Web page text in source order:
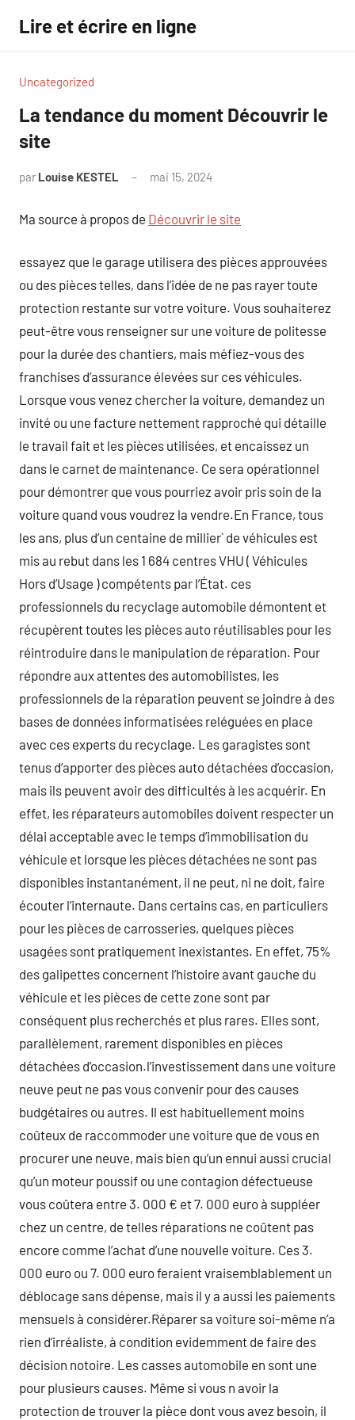
contenu
Lire et écrire en ligne
Uncategorized
La tendance du moment Découvrir le
site
par Louise KESTEL mai 15, 2024
Ma source à propos de Découvrir le site
essayez que le garage utilisera des pièces approuvées
ou des pièces telles, dans l’idée de ne pas rayer toute
protection restante sur votre voiture. Vous souhaiterez
peut-être vous renseigner sur une voiture de politesse
pour la durée des chantiers, mais méfiez-vous des
franchises d’assurance élevées sur ces véhicules.
Lorsque vous venez chercher la voiture, demandez un
invité ou une facture nettement rapproché qui détaille
le travail fait et les pièces utilisées, et encaissez un
dans le carnet de maintenance. Ce sera opérationnel
pour démontrer que vous pourriez avoir pris soin de la
voiture quand vous voudrez la vendre.En France, tous
les ans, plus d’un centaine de millier` de véhicules est
mis au rebut dans les 1 684 centres VHU ( Véhicules
Hors d’Usage ) compétents par l’État. ces
professionnels du recyclage automobile démontent et
récupèrent toutes les pièces auto réutilisables pour les
réintroduire dans le manipulation de réparation. Pour
répondre aux attentes des automobilistes, les
professionnels de la réparation peuvent se joindre à des
bases de données informatisées reléguées en place
avec ces experts du recyclage. Les garagistes sont
tenus d’apporter des pièces auto détachées d’occasion,
mais ils peuvent avoir des difficultés à les acquérir. En
effet, les réparateurs automobiles doivent respecter un
délai acceptable avec le temps d’immobilisation du
véhicule et lorsque les pièces détachées ne sont pas
disponibles instantanément, il ne peut, ni ne doit, faire
écouter l’internaute. Dans certains cas, en particuliers
pour les pièces de carrosseries, quelques pièces
usagées sont pratiquement inexistantes. En effet, 75%
des galipettes concernent l’histoire avant gauche du
véhicule et les pièces de cette zone sont par
conséquent plus recherchés et plus rares. Elles sont,
parallèlement, rarement disponibles en pièces
détachées d’occasion.l’investissement dans une voiture
neuve peut ne pas vous convenir pour des causes
budgétaires ou autres. Il est habituellement moins
coûteux de raccommoder une voiture que de vous en
procurer une neuve, mais bien qu’un ennui aussi crucial
qu’un moteur poussif ou une contagion défectueuse
vous coûtera entre 3. 000 € et 7. 000 euro à suppléer
chez un centre, de telles réparations ne coûtent pas
encore comme l’achat d’une nouvelle voiture. Ces 3.
000 euro ou 7. 000 euro feraient vraisemblablement un
déblocage sans dépense, mais il y a aussi les paiements
mensuels à considérer.Réparer sa voiture soi-même n’a
rien d’irréaliste, à condition evidemment de faire des
décision notoire. Les casses automobile en sont une
pour plusieurs causes. Même si vous n avoir la
protection de trouver la pièce dont vous avez besoin, il